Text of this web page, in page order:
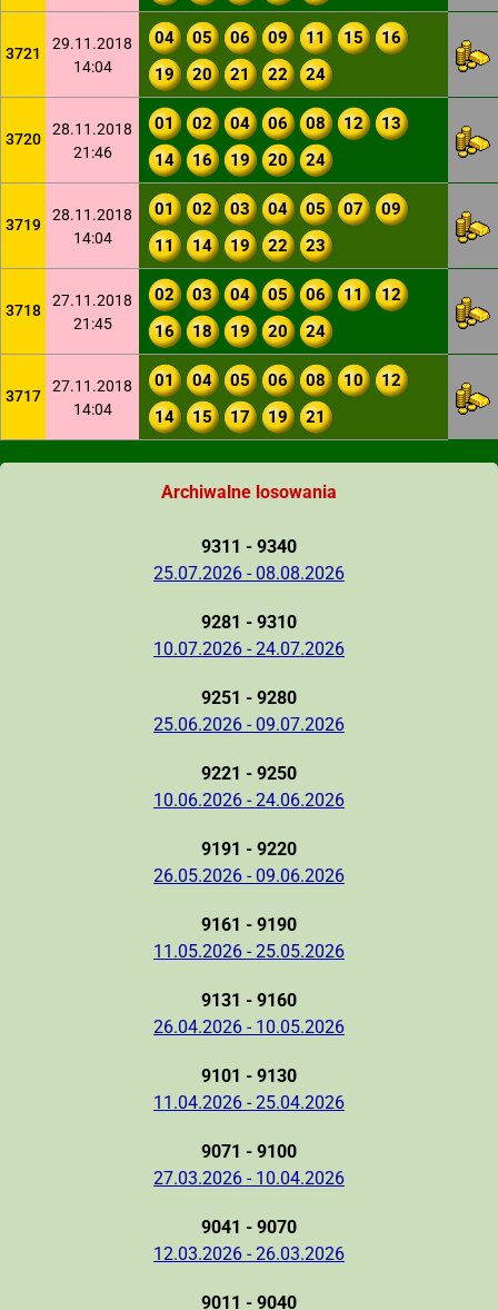
3721
29.11.2018
14:04
04 05 06 09 11 15
16
19
20 21 22 24
3720
28.11.2018
21:46
01 02 04 06 08 12
13
14
16 19 20 24
3719
28.11.2018
14:04
01 02 03 04 05 07
09
11
14 19 22 23
3718
27.11.2018
21:45
02 03 04 05 06 11
12
16
18 19 20 24
3717
27.11.2018
14:04
01 04 05 06 08 10
12
14
15 17 19 21
Archiwalne losowania
9311 - 9340
25.07.2026 - 08.08.2026
9281 - 9310
10.07.2026 - 24.07.2026
9251 - 9280
25.06.2026 - 09.07.2026
9221 - 9250
10.06.2026 - 24.06.2026
9191 - 9220
26.05.2026 - 09.06.2026
9161 - 9190
11.05.2026 - 25.05.2026
9131 - 9160
26.04.2026 - 10.05.2026
9101 - 9130
11.04.2026 - 25.04.2026
9071 - 9100
27.03.2026 - 10.04.2026
9041 - 9070
12.03.2026 - 26.03.2026
9011 - 9040